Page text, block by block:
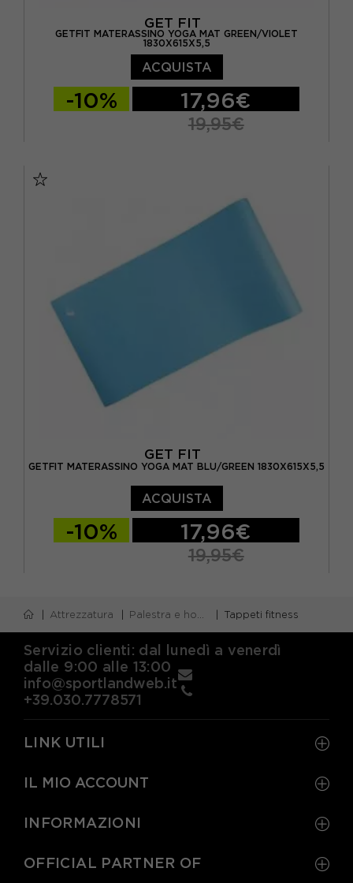
GET FIT
GETFIT MATERASSINO YOGA MAT GREEN/VIOLET
1830X615X5,5
ACQUISTA
-10% 17,96€
19,95€
GET FIT
GETFIT MATERASSINO YOGA MAT BLU/GREEN 1830X615X5,5
ACQUISTA
-10% 17,96€
19,95€
Attrezzatura Palestra e home gym Tappeti fitness
Servizio clienti: dal lunedì a venerdì
dalle 9:00 alle 13:00
info@sportlandweb.it
+39.030.7778571
LINK UTILI
IL MIO ACCOUNT
INFORMAZIONI
OFFICIAL PARTNER OF